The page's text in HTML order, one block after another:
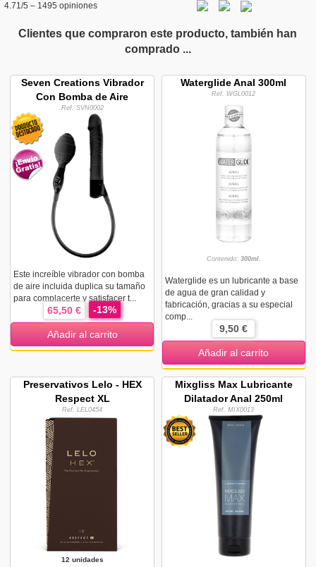
4.71/5 – 1495 opiniones
Clientes que compraron este producto, también han
comprado ...
Seven Creations Vibrador
Con Bomba de Aire
Ref. SVN0002
Este increíble vibrador con bomba
de aire incluida duplica su tamaño
para complacerte y satisfacer t...
65,50 € -13%
Añadir al carrito
Waterglide Anal 300ml
Ref. WGL0012
Contenido: 300ml.
Waterglide es un lubricante a base
de agua de gran calidad y
fabricación, gracias a su especial
comp...
9,50 €
Añadir al carrito
Preservativos Lelo - HEX
Respect XL
Ref. LEL0454
12 unidades
Mixgliss Max Lubricante
Dilatador Anal 250ml
Ref. MIX0013